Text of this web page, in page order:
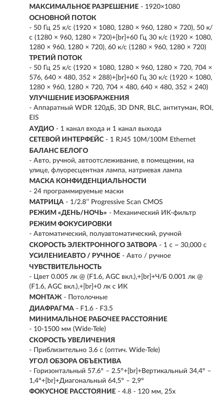
МАКСИМАЛЬНОЕ РАЗРЕШЕНИЕ - 1920×1080
ОСНОВНОЙ ПОТОК
- 50 Гц 25 к/с (1920 × 1080, 1280 × 960, 1280 × 720), 50 к/
с (1280 × 960, 1280 × 720)+[br]+60 Гц 30 к/с (1920 × 1080,
1280 × 960, 1280 × 720), 60 к/с (1280 × 960, 1280 × 720)
ТРЕТИЙ ПОТОК
- 50 Гц 25 к/с (1920 × 1080, 1280 × 960, 1280 × 720, 704 ×
576, 640 × 480, 352 × 288)+[br]+60 Гц 30 к/с (1920 × 1080,
1280 × 960, 1280 × 720, 704 × 480, 640 × 480, 352 × 240)
УЛУЧШЕНИЕ ИЗОБРАЖЕНИЯ
- Аппаратный WDR 120дБ, 3D DNR, BLC, антитуман, ROI,
EIS
АУДИО - 1 канал входа и 1 канал выхода
СЕТЕВОЙ ИНТЕРФЕЙС - 1 RJ45 10M/100M Ethernet
БАЛАНС БЕЛОГО
- Авто, ручной, автоотслеживание, в помещении, на
улице, флуоресцентная лампа, натриевая лампа
МАСКА КОНФИДЕНЦИАЛЬНОСТИ
- 24 программируемые маски
МАТРИЦА - 1/2.8’’ Progressive Scan CMOS
РЕЖИМ «ДЕНЬ/НОЧЬ» - Механический ИК-фильтр
РЕЖИМ ФОКУСИРОВКИ
- Автоматический, полуавтоматический, ручной
СКОРОСТЬ ЭЛЕКТРОННОГО ЗАТВОРА - 1 с ~ 30,000 с
УСИЛЕНИЕАВТО / РУЧНОЕ - Авто / ручное
ЧУВСТВИТЕЛЬНОСТЬ
- Цвет 0.005 лк @ (F1.6, AGC вкл.),+[br]+Ч/Б 0.001 лк @
(F1.6, AGC вкл.),+[br]+0 лк с ИК
МОНТАЖ - Потолочные
ДИАФРАГМА - F1.6 - F3.5
МИНИМАЛЬНОЕ РАБОЧЕЕ РАССТОЯНИЕ
- 10-1500 мм (Wide-Tele)
СКОРОСТЬ УВЕЛИЧЕНИЯ
- Приблизительно 3.6 с (оптич. Wide-Tele)
УГОЛ ОБЗОРА ОБЪЕКТИВА
- Горизонтальный 57.6° – 2.5°+[br]+Вертикальный 34,4° –
1,4°+[br]+Диагональный 64,5° – 2,9°
ФОКУСНОЕ РАССТОЯНИЕ - 4.8 - 120 мм, 25x